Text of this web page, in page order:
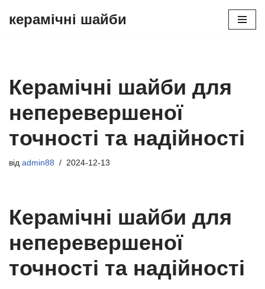
керамічні шайби
Керамічні шайби для
неперевершеної
точності та надійності
від admin88 2024-12-13
Керамічні шайби для
неперевершеної
точності та надійності